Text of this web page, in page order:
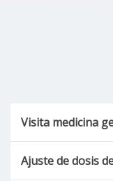
Visita medicina
Ajuste de dosis